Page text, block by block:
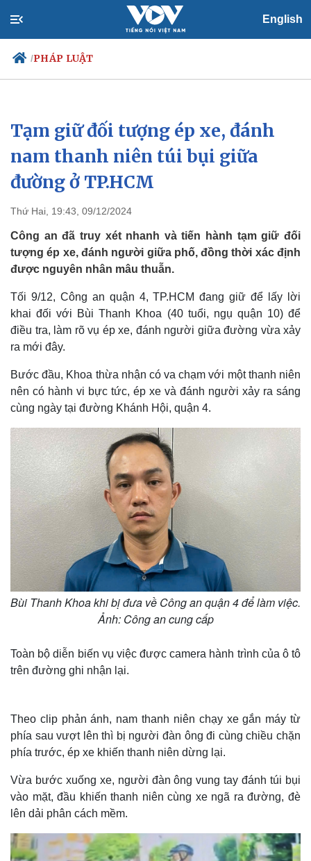
English
/PHÁP LUẬT
Chính trị
Tổ chức nhân sự
Quốc hội
Nhận diện sự thật
Xã hội
Tin 24h
Dự báo thời tiết
Tạm giữ đối tượng ép xe, đánh
nam thanh niên túi bụi giữa
đường ở TP.HCM
Thứ Hai, 19:43, 09/12/2024
Công an đã truy xét nhanh và tiến hành tạm giữ đối
tượng ép xe, đánh người giữa phố, đồng thời xác định
được nguyên nhân mâu thuẫn.
Tối 9/12, Công an quận 4, TP.HCM đang giữ để lấy lời
khai đối với Bùi Thanh Khoa (40 tuổi, ngụ quận 10) để
điều tra, làm rõ vụ ép xe, đánh người giữa đường vừa xảy
ra mới đây.
Bước đầu, Khoa thừa nhận có va chạm với một thanh niên
nên có hành vi bực tức, ép xe và đánh người xảy ra sáng
cùng ngày tại đường Khánh Hội, quận 4.
Bùi Thanh Khoa khi bị đưa về Công an quận 4 để làm việc.
Ảnh: Công an cung cấp
Toàn bộ diễn biến vụ việc được camera hành trình của ô tô
trên đường ghi nhận lại.
Theo clip phản ánh, nam thanh niên chạy xe gắn máy từ
phía sau vượt lên thì bị người đàn ông đi cùng chiều chặn
phía trước, ép xe khiến thanh niên dừng lại.
Vừa bước xuống xe, người đàn ông vung tay đánh túi bụi
vào mặt, đầu khiến thanh niên cùng xe ngã ra đường, đè
lên dải phân cách mềm.